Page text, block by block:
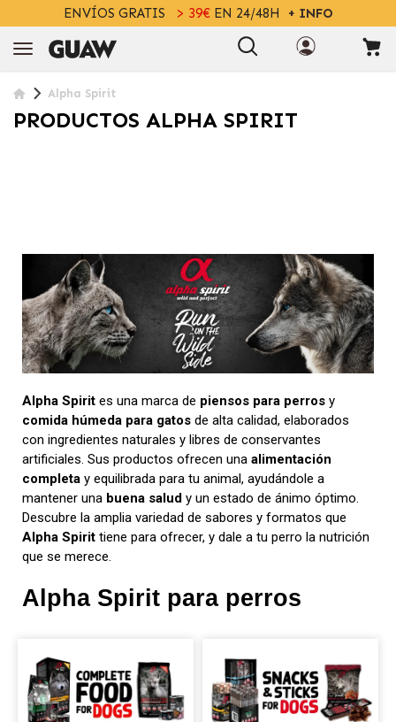
ENVÍOS GRATIS > 39€EN 24/48H + INFO
Alpha Spirit
PRODUCTOS ALPHA SPIRIT
Alpha Spirit es una marca de piensos para perros y
comida húmeda para gatos de alta calidad, elaborados
con ingredientes naturales y libres de conservantes
artificiales. Sus productos ofrecen una alimentación
completa y equilibrada para tu animal, ayudándole a
mantener una buena salud y un estado de ánimo óptimo.
Descubre la amplia variedad de sabores y formatos que
Alpha Spirit tiene para ofrecer, y dale a tu perro la nutrición
que se merece.
Alpha Spirit para perros